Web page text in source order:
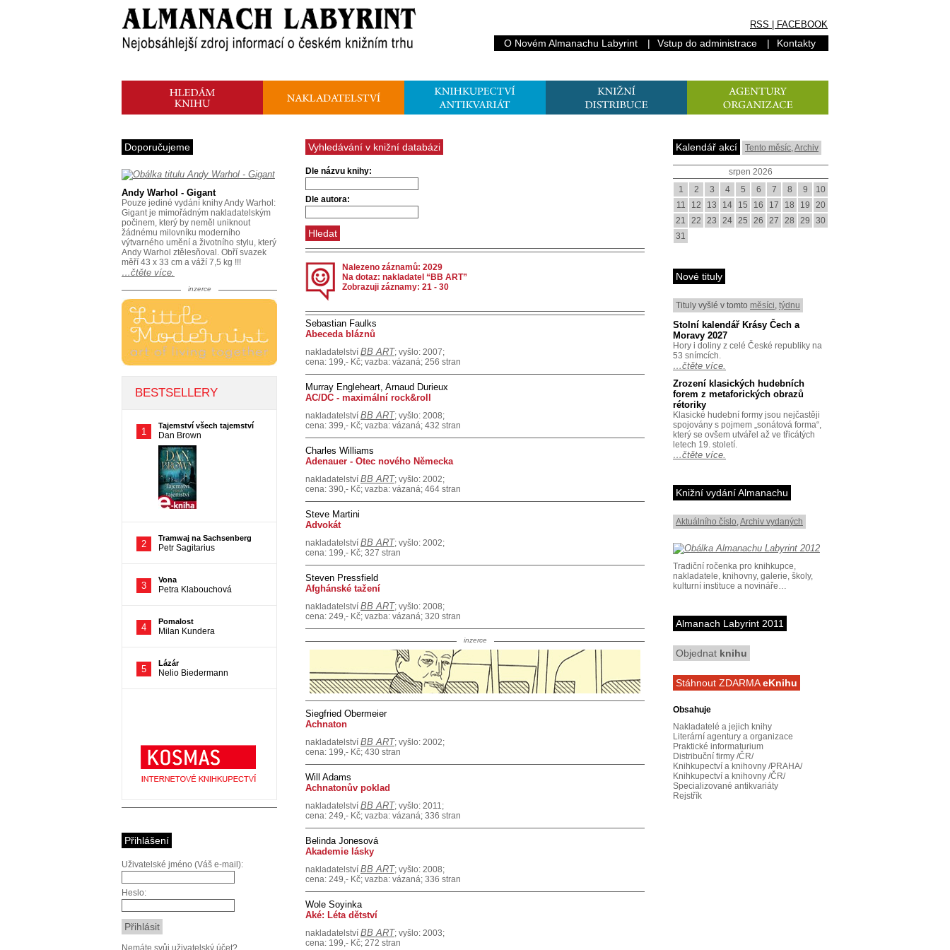
RSS FACEBOOK
O Novém Almanachu Labyrint | Vstup do administrace | Kontakty
Vyhledávání v knižní databázi
Dle názvu knihy:
Dle autora:
Nalezeno záznamů: 2029
Na dotaz: nakladatel “BB ART”
Zobrazuji záznamy: 21 - 30
Sebastian Faulks
Abeceda bláznů
nakladatelství BB ART; vyšlo: 2007;
cena: 199,- Kč; vazba: vázaná; 256 stran
Murray Engleheart, Arnaud Durieux
AC/DC - maximální rock&roll
nakladatelství BB ART; vyšlo: 2008;
cena: 399,- Kč; vazba: vázaná; 432 stran
Charles Williams
Adenauer - Otec nového Německa
nakladatelství BB ART; vyšlo: 2002;
cena: 390,- Kč; vazba: vázaná; 464 stran
Steve Martini
Advokát
nakladatelství BB ART; vyšlo: 2002;
cena: 199,- Kč; 327 stran
Steven Pressfield
Afghánské tažení
nakladatelství BB ART; vyšlo: 2008;
cena: 249,- Kč; vazba: vázaná; 320 stran
inzerce
Siegfried Obermeier
Achnaton
nakladatelství BB ART; vyšlo: 2002;
cena: 199,- Kč; 430 stran
Will Adams
Achnatonův poklad
nakladatelství BB ART; vyšlo: 2011;
cena: 249,- Kč; vazba: vázaná; 336 stran
Belinda Jonesová
Akademie lásky
nakladatelství BB ART; vyšlo: 2008;
cena: 249,- Kč; vazba: vázaná; 336 stran
Wole Soyinka
Aké: Léta dětství
nakladatelství BB ART; vyšlo: 2003;
cena: 199,- Kč; 272 stran
Doporučujeme
Andy Warhol - Gigant
Pouze jediné vydání knihy Andy Warhol:
Gigant je mimořádným nakladatelským
počinem, který by neměl uniknout
žádnému milovníku moderního
výtvarného umění a životního stylu, který
Andy Warhol ztělesňoval. Obří svazek
měří 43 x 33 cm a váží 7,5 kg !!!
…čtěte více.
inzerce
Přihlášení
Uživatelské jméno (Váš e-mail):
Heslo:
Nemáte svůj uživatelský účet?
Kalendář akcí Tento měsíc,Archiv
srpen 2026
1
2 3 4 5 6 7 8 9
10
11
12 13 14 15 16 17 18 19
20
21
22 23 24 25 26 27 28 29
30
31
Nové tituly
Tituly vyšlé v tomto měsíci, týdnu
Stolní kalendář Krásy Čech a
Moravy 2027
Hory i doliny z celé České republiky na
53 snímcích.
…čtěte více.
Zrození klasických hudebních
forem z metaforických obrazů
rétoriky
Klasické hudební formy jsou nejčastěji
spojovány s pojmem „sonátová forma“,
který se ovšem utvářel až ve třicátých
letech 19. století.
…čtěte více.
Knižní vydání Almanachu
Aktuálního číslo,Archiv vydaných
Tradiční ročenka pro knihkupce,
nakladatele, knihovny, galerie, školy,
kulturní instituce a novináře…
Almanach Labyrint 2011
Objednat knihu
Stáhnout ZDARMAeKnihu
Obsahuje
Nakladatelé a jejich knihy
Literární agentury a organizace
Praktické informaturium
Distribuční firmy /ČR/
Knihkupectví a knihovny /PRAHA/
Knihkupectví a knihovny /ČR/
Specializované antikvariáty
Rejstřík